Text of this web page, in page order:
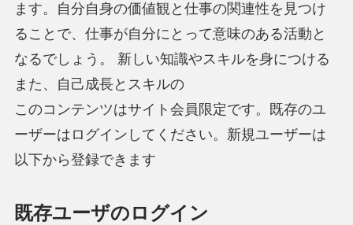
ます。自分自身の価値観と仕事の関連性を見つけ
ることで、仕事が自分にとって意味のある活動と
なるでしょう。 新しい知識やスキルを身につける
また、自己成長とスキルの
このコンテンツはサイト会員限定です。既存のユ
ーザーはログインしてください。新規ユーザーは
以下から登録できます
既存ユーザのログイン